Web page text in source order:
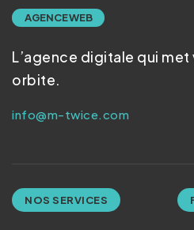
AGENCE WEB
L’agence digitale qui
orbite.
info@m-twice.com
NOS SERVICES